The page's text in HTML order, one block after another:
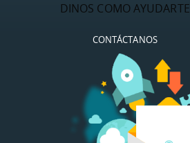
DINOS COMO AYUDARTE
CONTÁCTANOS